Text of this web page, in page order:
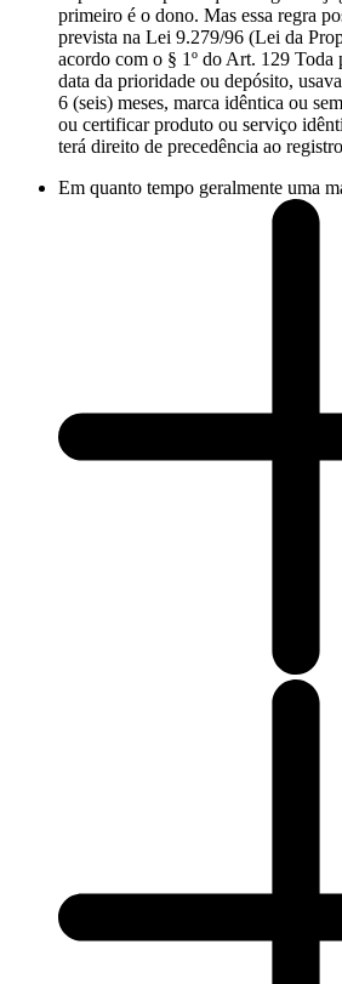
primeiro é o dono. Mas essa regra
prevista na Lei 9.279/96 (Lei da
acordo com o § 1º do Art. 129 Toda
data da prioridade ou depósito,
6 (seis) meses, marca idêntica ou
ou certificar produto ou serviço
terá direito de precedência ao
Em quanto tempo geralmente uma